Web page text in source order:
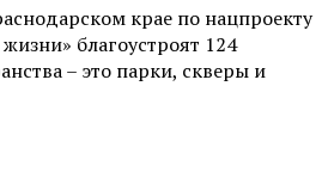
крае по нацпроекту
благоустроят 124
– это парки, скверы и